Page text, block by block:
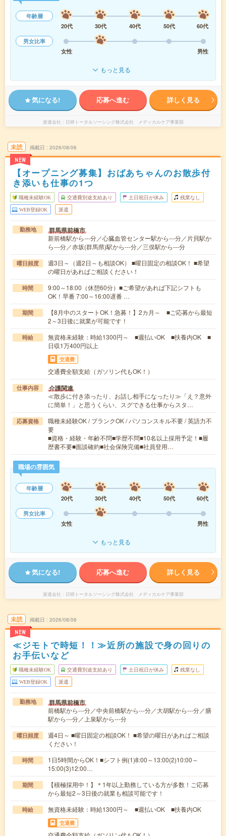
年齢層
20代
30代 40代 50代
60代
男女比率
女性
男性
もっと見る
気になる! 応募へ進む 詳しく見る
派遣会社 日研トータルソーシング株式会社 メディカルケア事業部
未読
NEW
掲載日 2026/08/06
【オープニング募集】おばあちゃんのお散歩付
き添いも仕事の1つ
職種未経験OK 交通費別途支給あり 土日祝日が休み 残業なし
WEB登録OK 派遣
勤務地 群馬県前橋市
新前橋駅から---分／心臓血管センター駅から---分／片貝駅か
ら---分／赤坂(群馬県)駅から---分／三俣駅から---分
曜日頻度
週3日～（週2日～も相談OK） ■曜日固定の相談OK！ ■希望
の曜日があればご相談ください！
時間
9:00～18:00（休憩60分）■ご希望があれば下記シフトも
OK！早番 7:00～16:00遅番 …
期間
【8月中のスタートOK！急募！】2カ月～ ■ご応募から最短
2～3日後に就業が可能です！
時給
無資格未経験：時給1300円～ ■週払いOK ■扶養内OK ■
日収1万400円以上
交通費
交通費全額支給（ガソリン代もOK！）
仕事内容 介護関連
≪散歩に付き添ったり、お話し相手になったり≫「え？意外
に簡単！」と思うくらい、スグできる仕事からスタ…
応募資格
職種未経験OK / ブランクOK / パソコンスキル不要 / 英語力不
要
■資格・経験・年齢不問■学歴不問■10名以上採用予定！■履
歴書不要■面談確約■社会保険完備■社員登用…
職場の雰囲気
年齢層
20代
30代 40代 50代
60代
男女比率
女性
男性
もっと見る
気になる! 応募へ進む 詳しく見る
派遣会社 日研トータルソーシング株式会社 メディカルケア事業部
未読
NEW
掲載日 2026/08/06
≪ジモトで時短！！≫近所の施設で身の回りの
お手伝いなど
職種未経験OK 交通費別途支給あり 土日祝日が休み 残業なし
WEB登録OK 派遣
勤務地 群馬県前橋市
前橋駅から---分／中央前橋駅から---分／大胡駅から---分／膳
駅から---分／上泉駅から---分
曜日頻度
週4日～ ■曜日固定の相談OK！ ■希望の曜日があればご相談
ください！
時間
1日5時間からOK！■シフト例(1)8:00～13:00(2)10:00～
15:00(3)12:00…
期間
【積極採用中！】＊1年以上勤務している方が多数！ご応募
から最短2～3日後の就業も相談可能です！
時給 無資格未経験：時給1300円～ ■週払いOK ■扶養内OK
交通費